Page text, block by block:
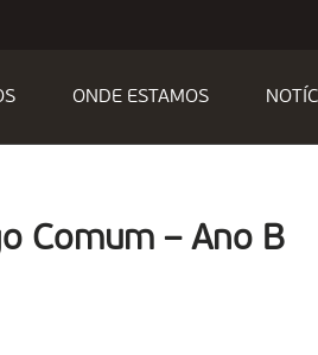
ONDE ESTAMOS
Comum – Ano B